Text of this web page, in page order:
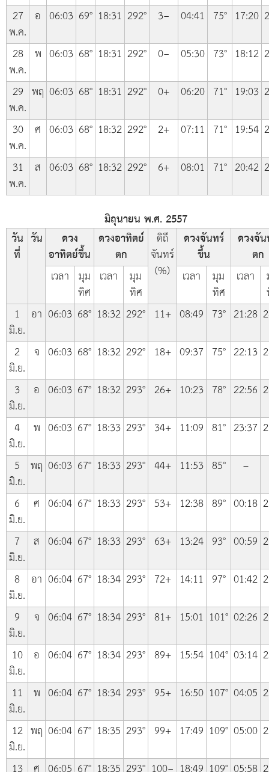
27
พ.ค.
อ 06:03 69° 18:31 292° 3− 04:41 75° 17:20
28
พ.ค.
พ 06:03 68° 18:31 292° 0− 05:30 73° 18:12
29
พ.ค.
พฤ 06:03 68° 18:31 292° 0+ 06:20 71° 19:03
30
พ.ค.
ศ 06:03 68° 18:32 292° 2+ 07:11 71° 19:54
31
พ.ค.
ส 06:03 68° 18:32 292° 6+ 08:01 71° 20:42
มิถุนายน พ.ศ. 2557
วัน
ที่
วัน ดวง
อาทิตย์ขึ้น
ดวงอาทิตย์
ตก
ดิถี
จันทร์
(%)
ดวงจันทร์
ขึ้น
ดวงจั
ตก
เวลา มุม
ทิศ
เวลา มุม
ทิศ
เวลา มุม
ทิศ
เวลา
1
มิ.ย.
อา 06:03 68° 18:32 292° 11+ 08:49 73° 21:28
2
มิ.ย.
จ 06:03 68° 18:32 292° 18+ 09:37 75° 22:13
3
มิ.ย.
อ 06:03 67° 18:32 293° 26+ 10:23 78° 22:56
4
มิ.ย.
พ 06:03 67° 18:33 293° 34+ 11:09 81° 23:37
5
มิ.ย.
พฤ 06:03 67° 18:33 293° 44+ 11:53 85°
–
6
มิ.ย.
ศ 06:04 67° 18:33 293° 53+ 12:38 89° 00:18
7
มิ.ย.
ส 06:04 67° 18:33 293° 63+ 13:24 93° 00:59
8
มิ.ย.
อา 06:04 67° 18:34 293° 72+ 14:11 97° 01:42
9
มิ.ย.
จ 06:04 67° 18:34 293° 81+ 15:01 101° 02:26
10
มิ.ย.
อ 06:04 67° 18:34 293° 89+ 15:54 104° 03:14
11
มิ.ย.
พ 06:04 67° 18:34 293° 95+ 16:50 107° 04:05
12
มิ.ย.
พฤ 06:04 67° 18:35 293° 99+ 17:49 109° 05:00